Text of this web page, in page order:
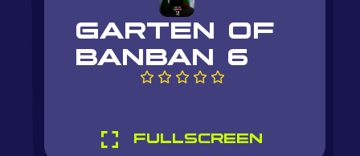
GARTEN OF
BANBAN 6
FULLSCREEN